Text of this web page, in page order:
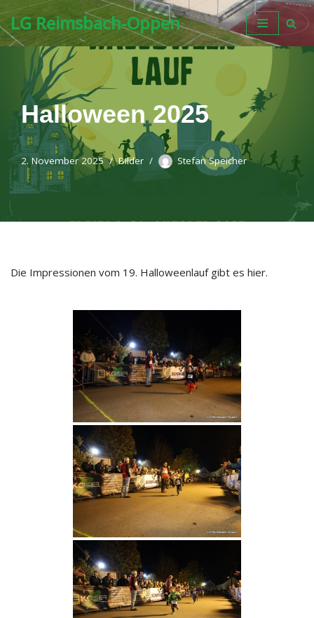
Zum
Inhalt
springen
LG Reimsbach-Oppen
Halloween 2025
2. November 2025 Bilder Stefan Speicher
Die Impressionen vom 19. Halloweenlauf gibt es hier.